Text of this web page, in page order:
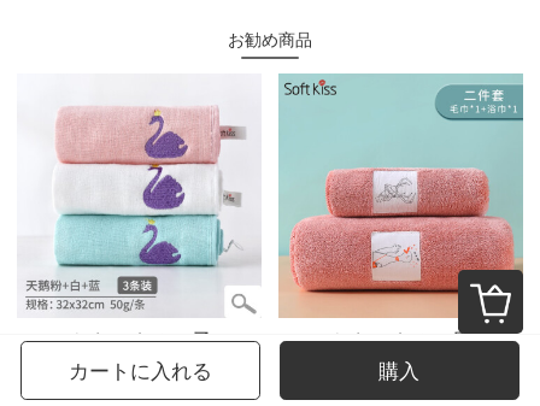
お勧め商品
ソフトキスタオル子供用タオル子供専用洗顔綿四角いガーゼの両面に、竹繊維の小さいスカーフ幼稚園白鳥の三つのセットがあります。
¥304~
ソフトキスタオル男性バスタオル毛が落ちない家庭用プレゼント超吸水速乾カップルタオルセットに、かわいい天女プレゼントタオル＋バスタオル緋色タオル30*70 cm+バスタオル70*140 cmを追加しました。
カートに入れる 購入